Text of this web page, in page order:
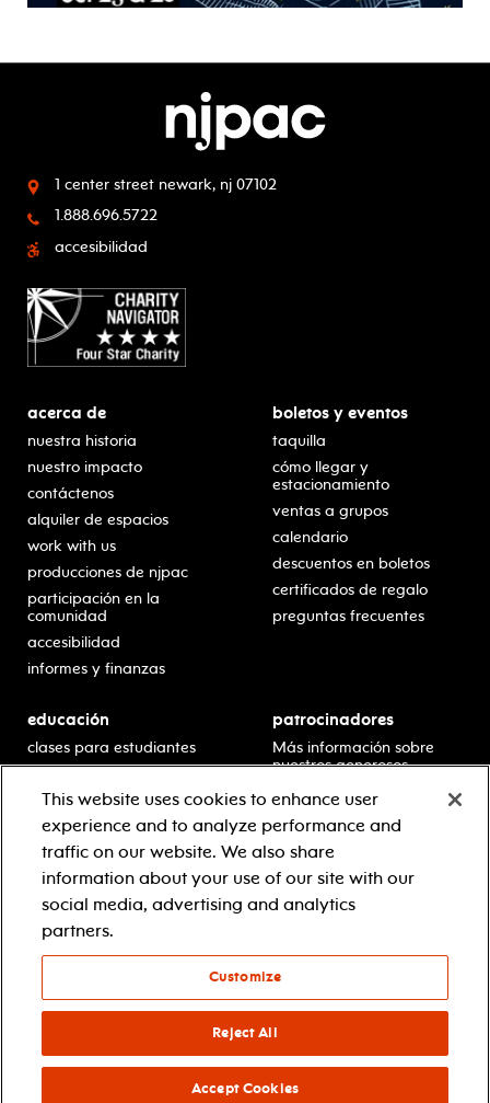
1 center street newark, nj 07102
1.888.696.5722
accesibilidad
acerca de
nuestra historia
nuestro impacto
contáctenos
alquiler de espacios
work with us
producciones de njpac
participación en la
comunidad
accesibilidad
informes y finanzas
boletos y eventos
taquilla
cómo llegar y
estacionamiento
ventas a grupos
calendario
descuentos en boletos
certificados de regalo
preguntas frecuentes
educación
clases para estudiantes
escolar
residencias en escuelas
desarrollo profesional
recursos para docentes
comuníquese con el
equipo educativo
patrocinadores
Más información sobre
nuestros generosos
facebooktwitterinstagram
This website uses cookies to enhance user
experience and to analyze performance and
traffic on our website. We also share
information about your use of our site with our
social media, advertising and analytics
partners.
Customize
Reject All
Accept Cookies